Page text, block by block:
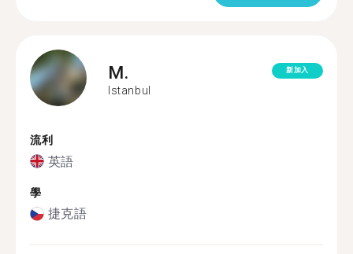
M.
Istanbul
新加入
流利
英語
學
捷克語